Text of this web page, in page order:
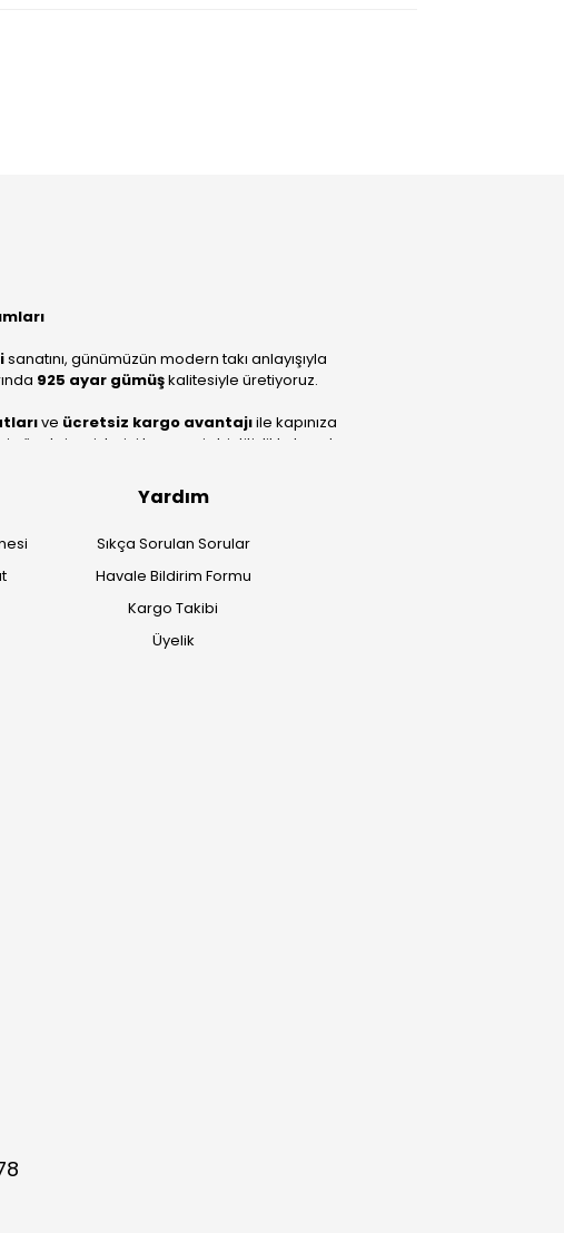
sanatını, günümüzün modern takı anlayışıyla
925 ayar gümüşkalitesiyle üretiyoruz.
ve ücretsiz kargo avantajıile kapınıza
özel siparişlerini benzersiz bir titizlikle hazırlıyor;
Yardım
Sıkça Sorulan Sorular
Havale Bildirim Formu
Kargo Takibi
Üyelik